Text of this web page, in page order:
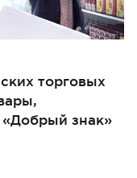
торговых
«Добрый знак»